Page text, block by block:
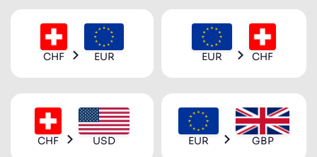
CHF EUR EUR CHF
CHF USD EUR GBP